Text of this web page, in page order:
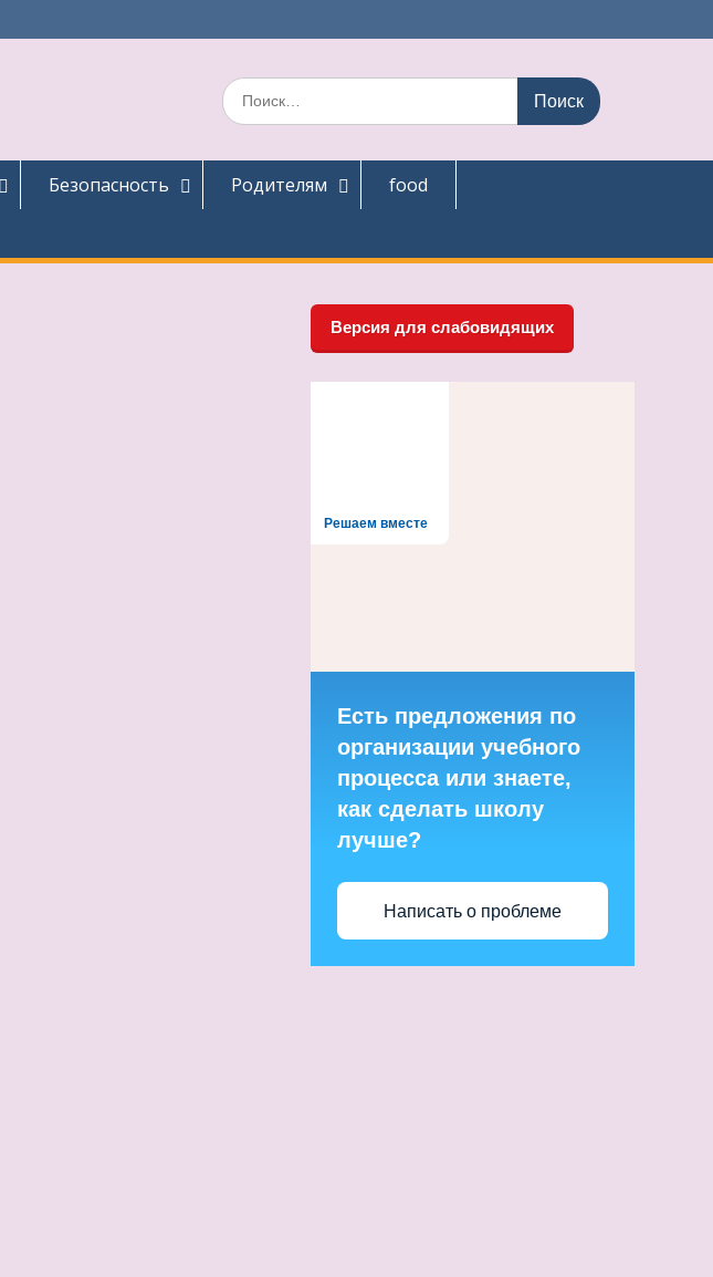
Поиск
по:
Безопасность Родителям
food
Версия для слабовидящих
Решаем вместе
Есть предложения по
организации учебного
процесса или знаете,
как сделать школу
лучше?
Написать о проблеме